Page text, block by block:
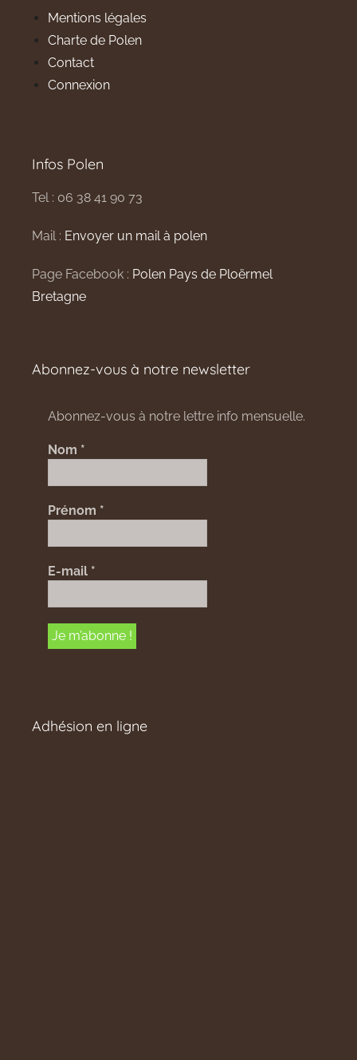
Mentions légales
Charte de Polen
Contact
Connexion
Infos Polen
Tel : 06 38 41 90 73
Mail : Envoyer un mail à polen
Page Facebook : Polen Pays de Ploërmel
Bretagne
Abonnez-vous à notre newsletter
Abonnez-vous à notre lettre info mensuelle.
Nom *
Prénom *
E-mail *
Adhésion en ligne